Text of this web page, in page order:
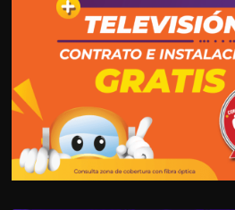
NACIONALES OPINIÓN
“NO
TIEMPOS
LIBERTAD